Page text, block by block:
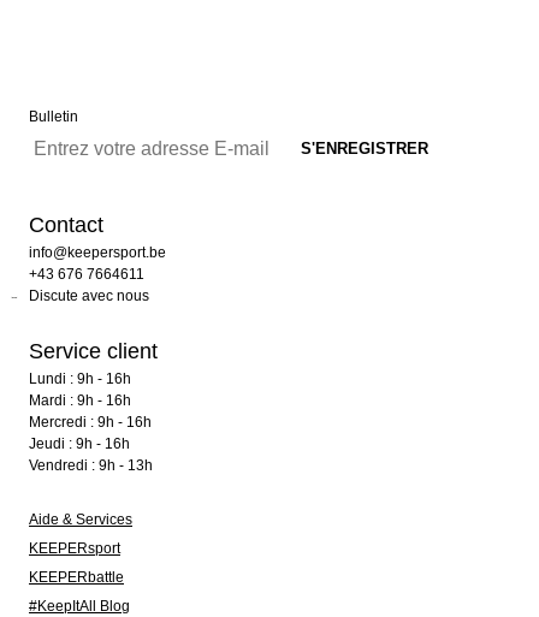
Bulletin
Contact
info@keepersport.be
+43 676 7664611
Discute avec nous
Service client
Lundi : 9h - 16h
Mardi : 9h - 16h
Mercredi : 9h - 16h
Jeudi : 9h - 16h
Vendredi : 9h - 13h
Aide & Services
KEEPERsport
KEEPERbattle
#KeepItAll Blog